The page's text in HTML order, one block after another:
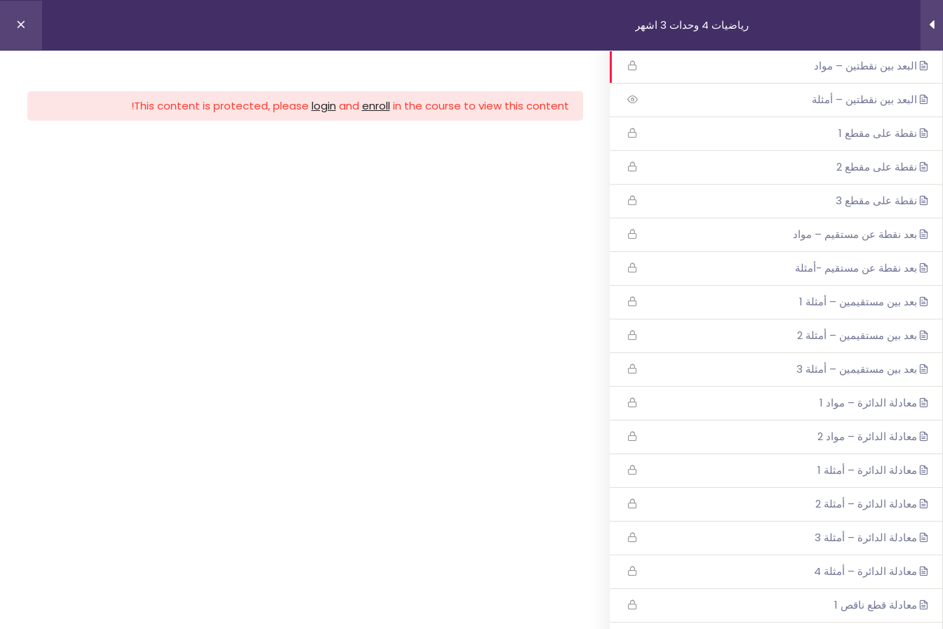
رياضيات 4 وحدات 3 اشهر
هندسة تحليلية-لا يعمل32
البعد بين نقطتين – مواد
البعد بين نقطتين – أمثلة
نقطة على مقطع 1
نقطة على مقطع 2
نقطة على مقطع 3
بعد نقطة عن مستقيم – مواد
بعد نقطة عن مستقيم -أمثلة
بعد بين مستقيمين – أمثلة 1
بعد بين مستقيمين – أمثلة 2
بعد بين مستقيمين – أمثلة 3
معادلة الدائرة – مواد 1
معادلة الدائرة – مواد 2
معادلة الدائرة – أمثلة 1
معادلة الدائرة – أمثلة 2
معادلة الدائرة – أمثلة 3
معادلة الدائرة – أمثلة 4
معادلة قطع ناقص 1
This content is protected, please login and enrollin the course to view this content!
روابط مهمة
من نحن
اتصل بنا
_תנאי שימוש עברית
شروط الاستخدام
دوراتنا
بچروت 3 وحدات 1 اشهر
رياضيات 5 وحدات 3 اشهر
رياضيات 4 وحدات 3 اشهر
فيزياء 3 اشهر